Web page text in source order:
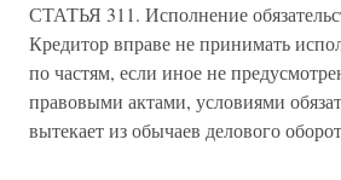
СТАТЬЯ 311. Исполнение
Кредитор вправе не принимать
по частям, если иное не
правовыми актами, условиями
вытекает из обычаев делового